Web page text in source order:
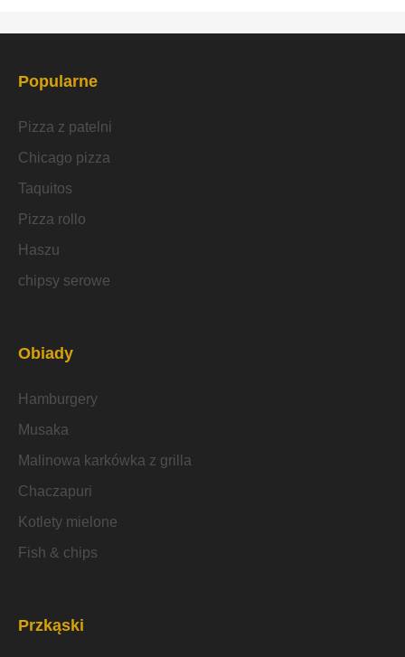
Popularne
Pizza z patelni
Chicago pizza
Taquitos
Pizza rollo
Haszu
chipsy serowe
Obiady
Hamburgery
Musaka
Malinowa karkówka z grilla
Chaczapuri
Kotlety mielone
Fish & chips
Przkąski